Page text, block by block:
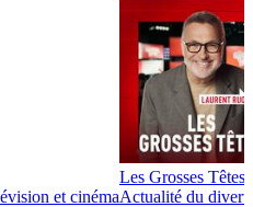
et cinéma
Les Grosses Têtes
Actualité du